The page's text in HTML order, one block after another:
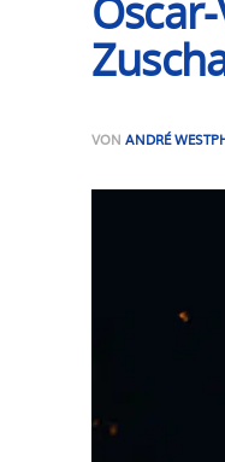
VON ANDRÉ